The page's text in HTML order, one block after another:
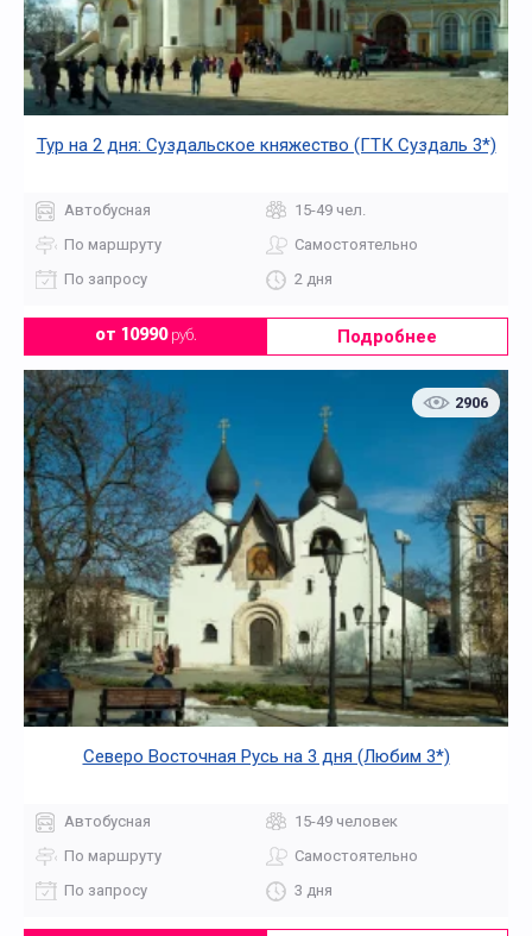
Тур на 2 дня: Суздальское княжество (ГТК Суздаль 3*)
Автобусная
15-49 чел.
По маршруту
Самостоятельно
По запросу
2 дня
от 10990руб. Подробнее
2906
Северо Восточная Русь на 3 дня (Любим 3*)
Автобусная
15-49 человек
По маршруту
Самостоятельно
По запросу
3 дня